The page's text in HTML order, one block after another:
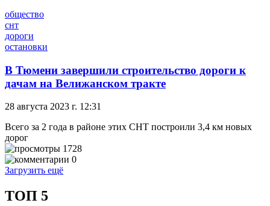
общество
снт
дороги
остановки
В Тюмени завершили строительство дороги к
дачам на Велижанском тракте
28 августа 2023 г. 12:31
Всего за 2 года в районе этих СНТ построили 3,4 км новых
дорог
1728
0
Загрузить ещё
ТОП 5